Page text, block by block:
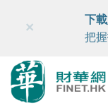
財華智庫網
×
下
把